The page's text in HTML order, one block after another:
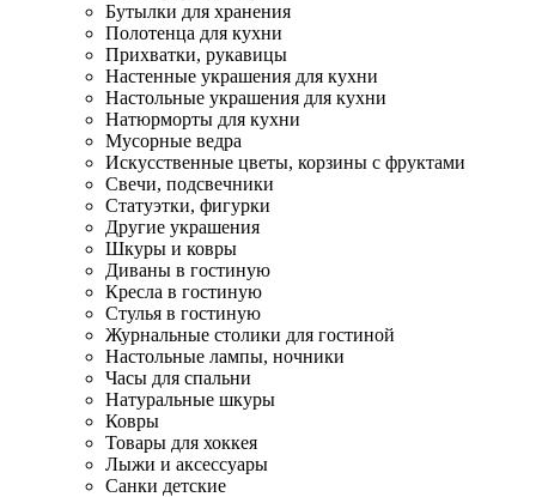
Бутылки для хранения
Полотенца для кухни
Прихватки, рукавицы
Настенные украшения для кухни
Настольные украшения для кухни
Натюрморты для кухни
Мусорные ведра
Искусственные цветы, корзины с фруктами
Свечи, подсвечники
Статуэтки, фигурки
Другие украшения
Шкуры и ковры
Диваны в гостиную
Кресла в гостиную
Стулья в гостиную
Журнальные столики для гостиной
Настольные лампы, ночники
Часы для спальни
Натуральные шкуры
Ковры
Товары для хоккея
Лыжи и аксессуары
Санки детские